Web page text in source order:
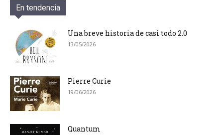
En tendencia
Una breve historia de casi todo 2.0
13/05/2026
Pierre Curie
19/06/2026
Quantum